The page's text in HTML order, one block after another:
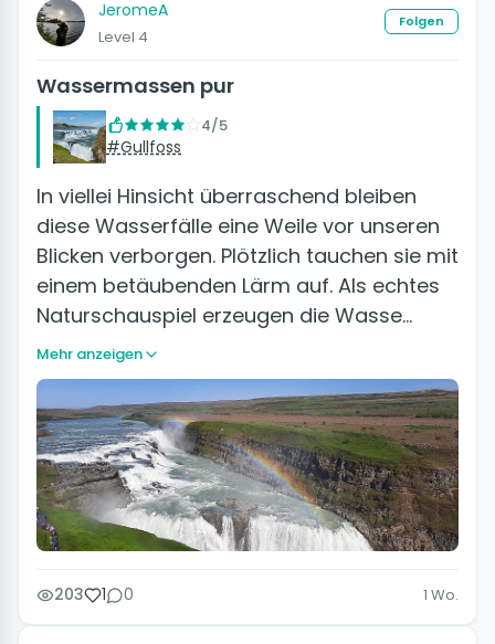
JeromeA
Level 4
Folgen
Wassermassen pur
4/5
#Gullfoss
In viellei Hinsicht überraschend bleiben
diese Wasserfälle eine Weile vor unseren
Blicken verborgen. Plötzlich tauchen sie mit
einem betäubenden Lärm auf. Als echtes
Naturschauspiel erzeugen die Wasse…
Mehr anzeigen
203 1 0 1 Wo.